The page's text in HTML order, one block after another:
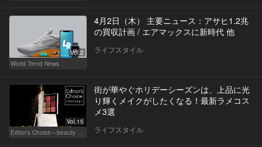
Vol.2
World Trend News
4月2日（木） 主要ニュース：アサヒ1.2兆
の買収計画 / エアマックスに新時代 他
ライフスタイル
Vol.15
Editor's Choice～beauty & wellness～
街が華やぐホリデーシーズンは、上品に光
り輝くメイクがしたくなる！最新ラメコス
メ3選
ライフスタイル